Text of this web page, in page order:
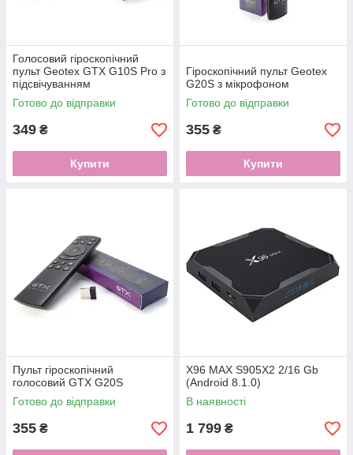
Голосовий гіроскопічний
пульт Geotex GTX G10S Pro з
підсвічуванням
Готово до відправки
349 ₴
Купити
Гіроскопічний пульт Geotex
G20S з мікрофоном
Готово до відправки
355 ₴
Купити
Пульт гіроскопічний
голосовий GTX G20S
Готово до відправки
355 ₴
X96 MAX S905X2 2/16 Gb
(Android 8.1.0)
В наявності
1 799 ₴